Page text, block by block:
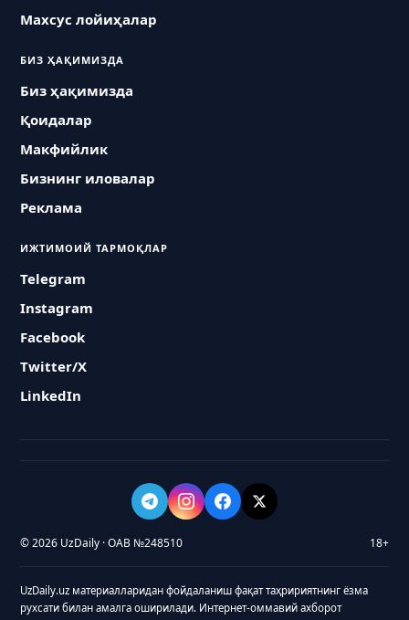
Махсус лойиҳалар
БИЗ ҲАҚИМИЗДА
Биз ҳақимизда
Қоидалар
Макфийлик
Бизнинг иловалар
Реклама
ИЖТИМОИЙ ТАРМОҚЛАР
Telegram
Instagram
Facebook
Twitter/X
LinkedIn
© 2026 UzDaily · ОАВ №248510 18+
UzDaily.uz материалларидан фойдаланиш фақат таҳририятнинг ёзма
рухсати билан амалга оширилади. Интернет-оммавий ахборот